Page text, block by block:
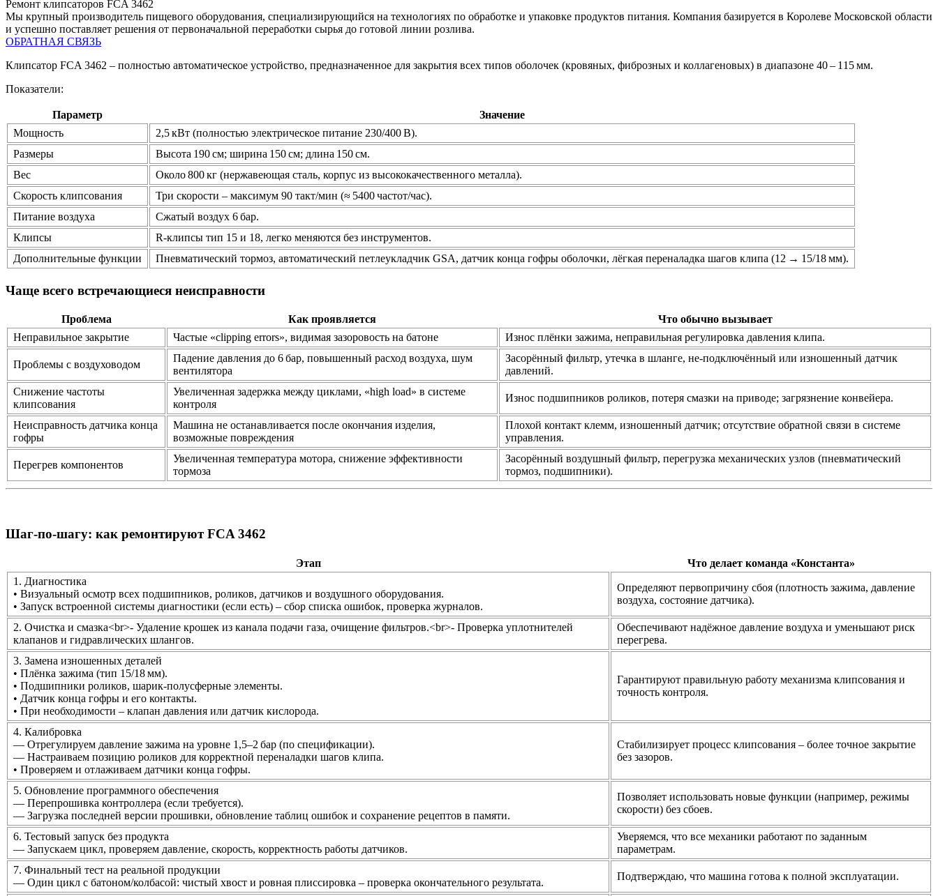
Ремонт клипсаторов FCA 3462
Мы крупный производитель пищевого оборудования, специализирующийся на технологиях по обработке и упаковке продуктов питания. Компания базируется в Королеве Московской области
и успешно поставляет решения от первоначальной переработки сырья до готовой линии розлива.
ОБРАТНАЯ СВЯЗЬ
Клипсатор FCA 3462 – полностью автоматическое устройство, предназначенное для закрытия всех типов оболочек (кровяных, фиброзных и коллагеновых) в диапазоне 40 – 115 мм.
Показатели:
Параметр
Значение
Мощность
2,5 кВт (полностью электрическое питание 230/400 В).
Размеры
Высота 190 см; ширина 150 см; длина 150 см.
Вес
Около 800 кг (нержавеющая сталь, корпус из высококачественного металла).
Скорость клипсования
Три скорости – максимум 90 такт/мин (≈ 5400 частот/час).
Питание воздуха
Сжатый воздух 6 бар.
Клипсы
R‑клипсы тип 15 и 18, легко меняются без инструментов.
Дополнительные функции
Пневматический тормоз, автоматический петлеукладчик GSA, датчик конца гофры оболочки, лёгкая переналадка шагов клипа (12 → 15/18 мм).
Чаще всего встречающиеся неисправности
Проблема Как проявляется
Что обычно вызывает
Неправильное закрытие
Частые «clipping errors», видимая зазоровость на батоне Износ плёнки зажима, неправильная регулировка давления клипа.
Проблемы с воздуховодом
Падение давления до 6 бар, повышенный расход воздуха, шум
вентилятора
Засорённый фильтр, утечка в шланге, не‑подключённый или изношенный датчик
давлений.
Снижение частоты
клипсования
Увеличенная задержка между циклами, «high load» в системе
контроля
Износ подшипников роликов, потеря смазки на приводе; загрязнение конвейера.
Неисправность датчика конца
гофры
Машина не останавливается после окончания изделия,
возможные повреждения
Плохой контакт клемм, изношенный датчик; отсутствие обратной связи в системе
управления.
Перегрев компонентов
Увеличенная температура мотора, снижение эффективности
тормоза
Засорённый воздушный фильтр, перегрузка механических узлов (пневматический
тормоз, подшипники).
Шаг‑по‑шагу: как ремонтируют FCA 3462
Этап
Что делает команда «Константа»
1. Диагностика
• Визуальный осмотр всех подшипников, роликов, датчиков и воздушного оборудования.
• Запуск встроенной системы диагностики (если есть) – сбор списка ошибок, проверка журналов.
Определяют первопричину сбоя (плотность зажима, давление
воздуха, состояние датчика).
2. Очистка и смазка<br>- Удаление крошек из канала подачи газа, очищение фильтров.<br>- Проверка уплотнителей
клапанов и гидравлических шлангов.
Обеспечивают надёжное давление воздуха и уменьшают риск
перегрева.
3. Замена изношенных деталей
• Плёнка зажима (тип 15/18 мм).
• Подшипники роликов, шарик‑полусферные элементы.
• Датчик конца гофры и его контакты.
• При необходимости – клапан давления или датчик кислорода.
Гарантируют правильную работу механизма клипсования и
точность контроля.
4. Калибровка
— Отрегулируем давление зажима на уровне 1,5–2 бар (по спецификации).
— Настраиваем позицию роликов для корректной переналадки шагов клипа.
• Проверяем и отлаживаем датчики конца гофры.
Стабилизирует процесс клипсования – более точное закрытие
без зазоров.
5. Обновление программного обеспечения
— Перепрошивка контроллера (если требуется).
— Загрузка последней версии прошивки, обновление таблиц ошибок и сохранение рецептов в памяти.
Позволяет использовать новые функции (например, режимы
скорости) без сбоев.
6. Тестовый запуск без продукта
— Запускаем цикл, проверяем давление, скорость, корректность работы датчиков.
Уверяемся, что все механики работают по заданным
параметрам.
7. Финальный тест на реальной продукции
— Один цикл с батоном/колбасой: чистый хвост и ровная плиссировка – проверка окончательного результата.
Подтверждаю, что машина готова к полной эксплуатации.